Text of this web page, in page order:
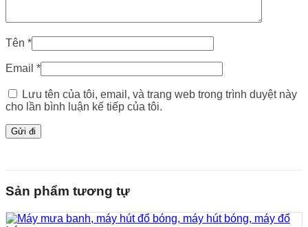
Tên *
Email *
Lưu tên của tôi, email, và trang web trong trình duyệt này
cho lần bình luận kế tiếp của tôi.
Sản phẩm tương tự